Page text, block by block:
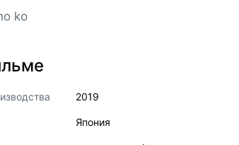
ko
2019
Япония